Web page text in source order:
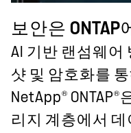
보안은
AI 기반 랜섬웨어
샷 및 암호화를
NetApp® ONTAP®
리지 계층에서